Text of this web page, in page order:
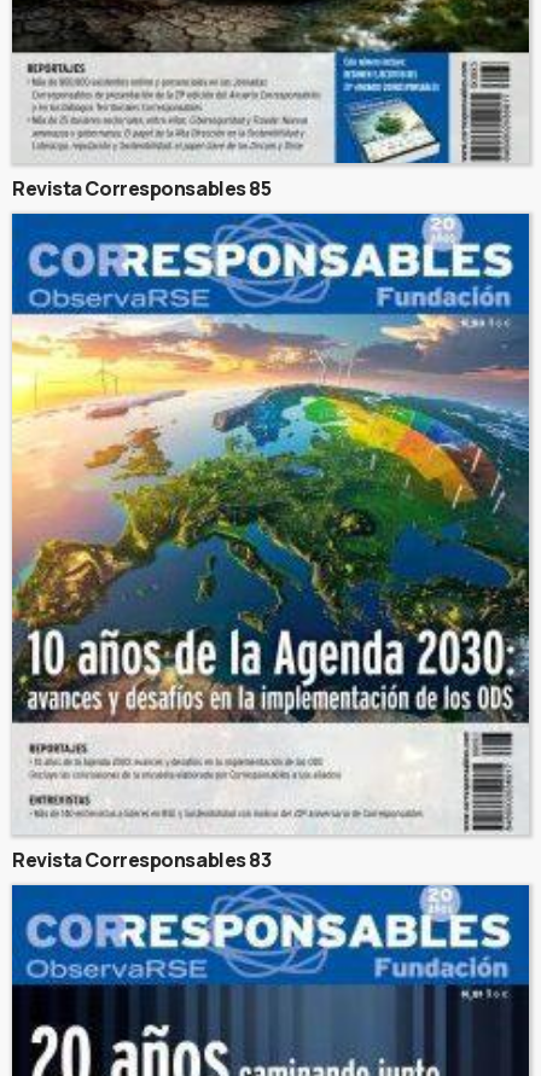
Revista Corresponsables 85
Revista Corresponsables 83